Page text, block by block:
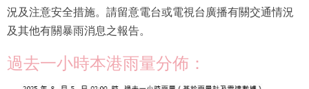
況及注意安全措施。請留意電台或電視台廣播有關交通情況
及其他有關暴雨消息之報告。
過去一小時本港雨量分佈：